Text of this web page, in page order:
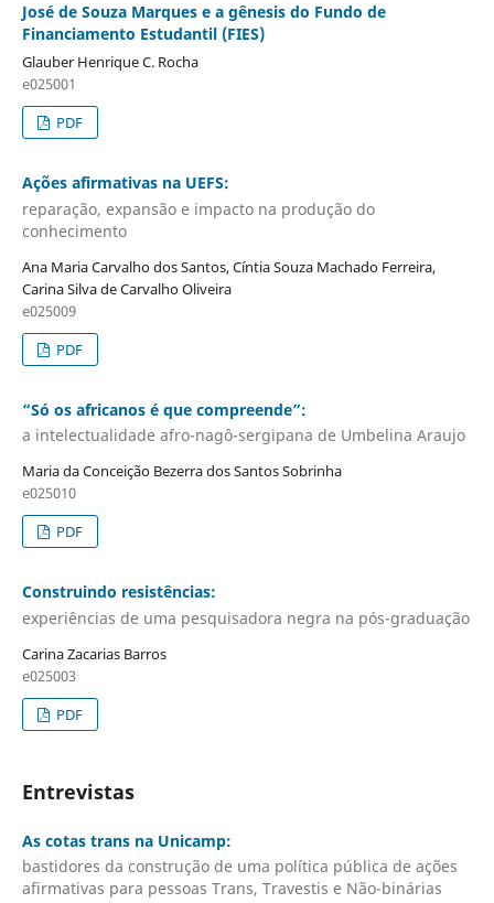
José de Souza Marques e a gênesis do Fundo de
Financiamento Estudantil (FIES)
Glauber Henrique C. Rocha
e025001
PDF
Ações afirmativas na UEFS:
reparação, expansão e impacto na produção do
conhecimento
Ana Maria Carvalho dos Santos, Cíntia Souza Machado Ferreira,
Carina Silva de Carvalho Oliveira
e025009
PDF
“Só os africanos é que compreende”:
a intelectualidade afro-nagô-sergipana de Umbelina Araujo
Maria da Conceição Bezerra dos Santos Sobrinha
e025010
PDF
Construindo resistências:
experiências de uma pesquisadora negra na pós-graduação
Carina Zacarias Barros
e025003
PDF
Entrevistas
As cotas trans na Unicamp:
bastidores da construção de uma política pública de ações
afirmativas para pessoas Trans, Travestis e Não-binárias